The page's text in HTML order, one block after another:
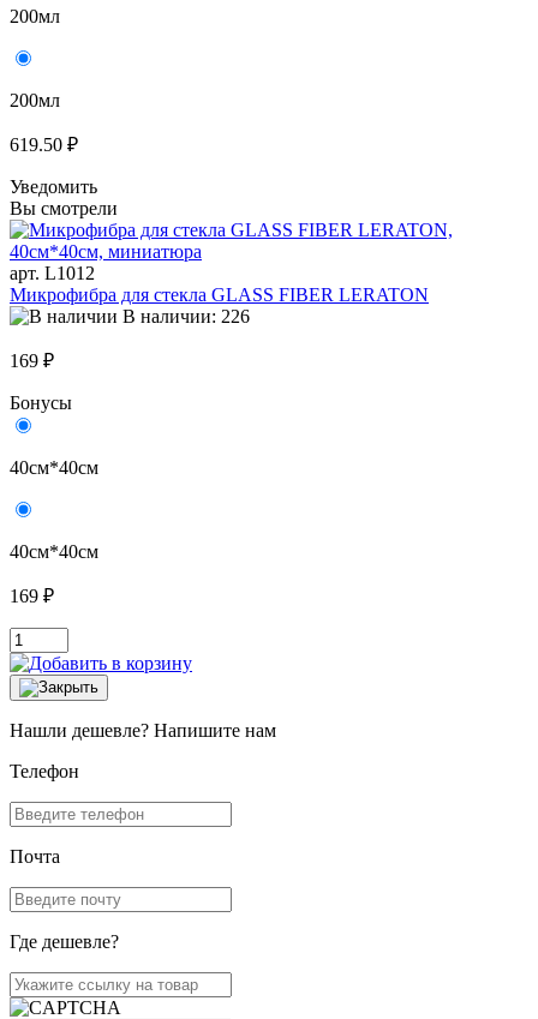
200мл
200мл
619.50 ₽
Уведомить
Вы смотрели
арт. L1012
Микрофибра для стекла GLASS FIBER LERATON
В наличии: 226
169 ₽
Бонусы
40см*40см
40см*40см
169 ₽
Нашли дешевле? Напишите нам
Телефон
Почта
Где дешевле?